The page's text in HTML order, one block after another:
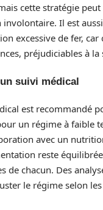
cette stratégie
Il est
excessive de fer, car
préjudiciables à la
suivi médical
est recommandé
un régime à faible
avec un
reste
de chacun. Des
le régime selon